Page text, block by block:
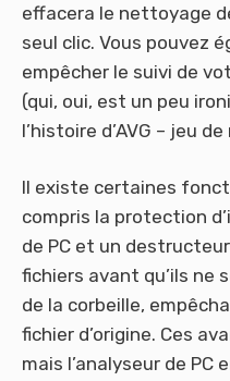
effacera le nettoyage
seul clic. Vous pouvez
empêcher le suivi de
(qui, oui, est un peu
l’histoire d’AVG – jeu
Il existe certaines
compris la protection
de PC et un
fichiers avant qu’ils ne
de la corbeille,
fichier d’origine. Ces
mais l’analyseur de